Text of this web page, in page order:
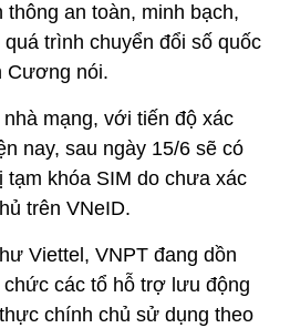
an toàn, minh bạch,
trình chuyển đổi số quốc
Cương nói.
mạng, với tiến độ xác
nay, sau ngày 15/6 sẽ có
tạm khóa SIM do chưa xác
trên VNeID.
Viettel, VNPT đang dồn
các tổ hỗ trợ lưu động
chính chủ sử dụng theo